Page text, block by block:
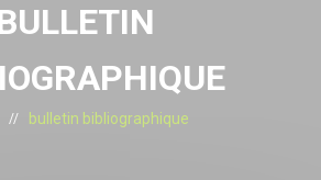
bulletin bibliographique